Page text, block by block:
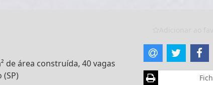
de área construída, 40 vagas